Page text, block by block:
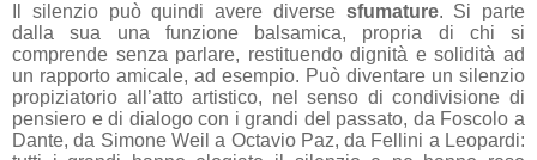
Il silenzio può quindi avere diverse sfumature. Si parte
dalla sua una funzione balsamica, propria di chi si
comprende senza parlare, restituendo dignità e solidità ad
un rapporto amicale, ad esempio. Può diventare un silenzio
propiziatorio all’atto artistico, nel senso di condivisione di
pensiero e di dialogo con i grandi del passato, da Foscolo a
Dante, da Simone Weil a Octavio Paz, da Fellini a Leopardi: